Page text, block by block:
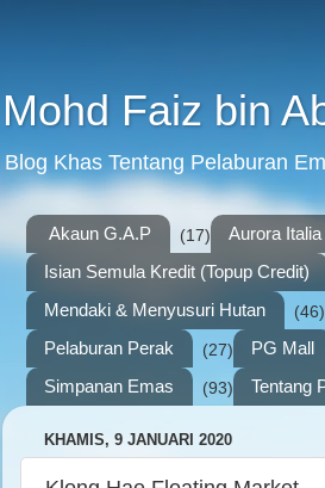
Mohd Faiz bin
Blog Khas Tentang Pelaburan
Akaun G.A.P (17)
Aurora Italia
Isian Semula Kredit (Topup Credit)
Mendaki & Menyusuri Hutan
(46)
Pelaburan Perak (27)
PG Mall
Simpanan Emas
(93) Tentang
KHAMIS, 9 JANUARI 2020